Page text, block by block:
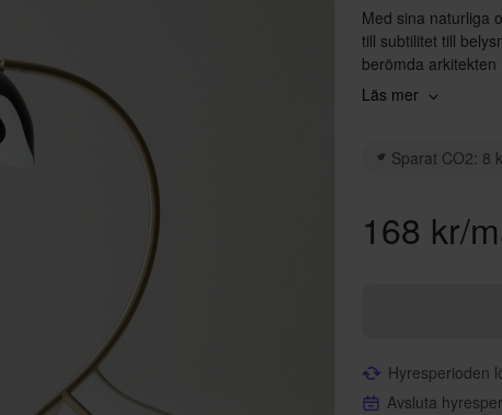
Med sina naturliga
till subtilitet till
berömda
huvudkontor,
Mått H45 B26 D32,9
Läs mer
Sparat CO2: 8
168 kr/
Hyresperioden
Avsluta